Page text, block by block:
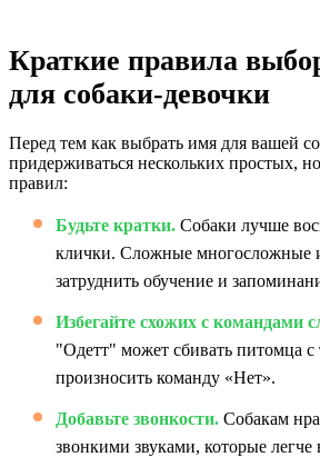
Краткие правила
для собаки-девочки
Перед тем как выбрать имя для вашей
придерживаться нескольких простых,
правил:
Будьте кратки. Собаки лучше
клички. Сложные многосложные
затруднить обучение и
Избегайте схожих с командами
"Одетт" может сбивать питомца с
произносить команду «Нет».
Добавьте звонкости. Собакам
звонкими звуками, которые